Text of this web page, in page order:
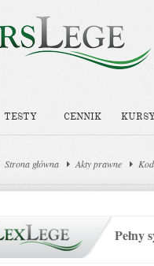
TESTY CENNIK
Strona główna Akty prawne
Pełny